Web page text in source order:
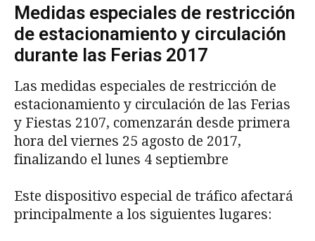
Medidas especiales de restricción
de estacionamiento y circulación
durante las Ferias 2017
Las medidas especiales de restricción de
estacionamiento y circulación de las Ferias
y Fiestas 2107, comenzarán desde primera
hora del viernes 25 agosto de 2017,
finalizando el lunes 4 septiembre
Este dispositivo especial de tráfico afectará
principalmente a los siguientes lugares: